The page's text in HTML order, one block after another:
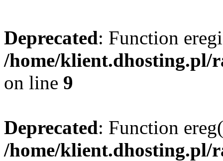
Deprecated: Function
/home/klient.dhosting.pl/
on line 9
Deprecated: Function
/home/klient.dhosting.pl/